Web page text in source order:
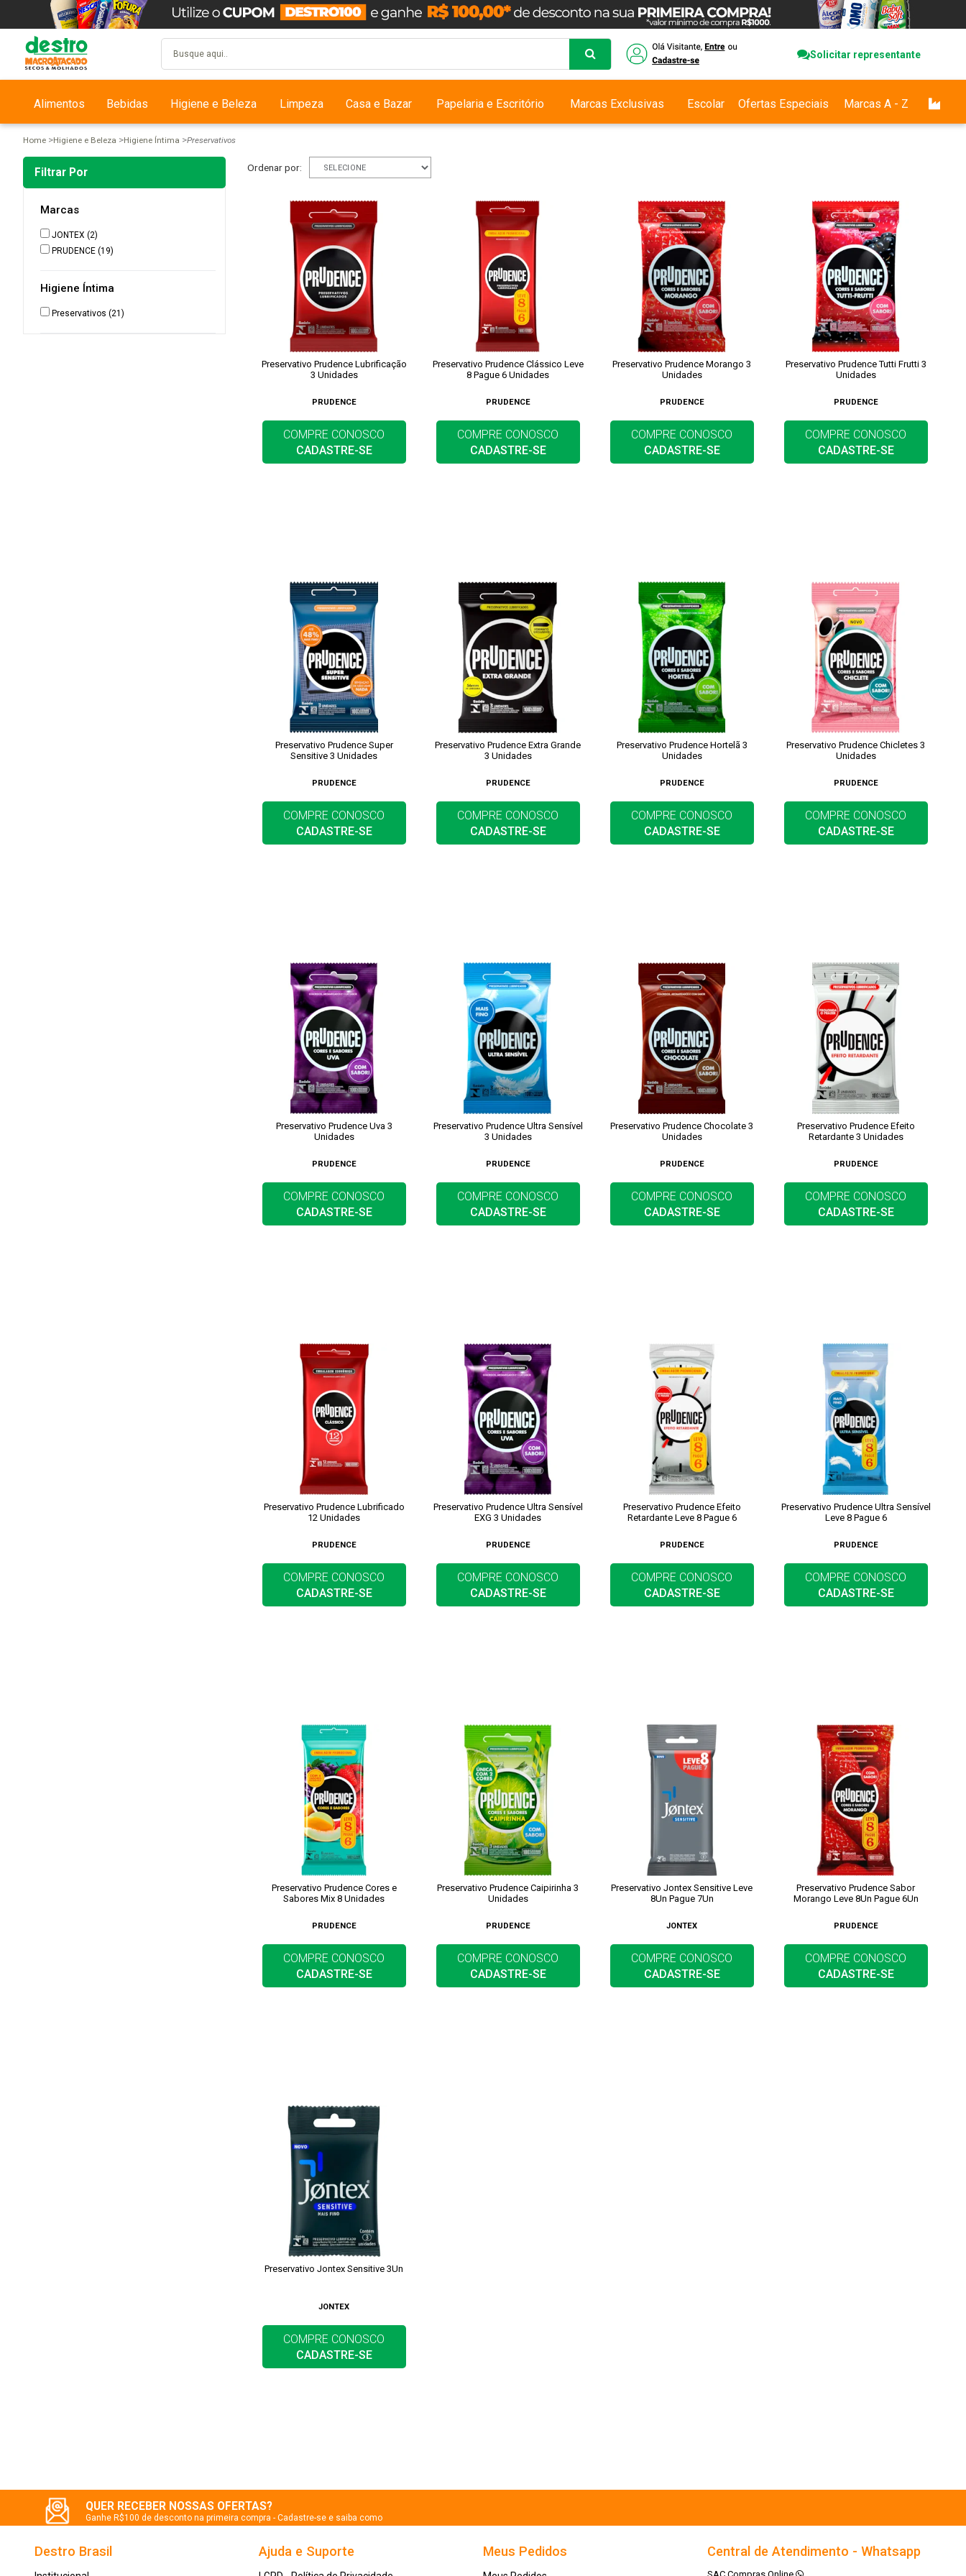
Solicitar representante
Alimentos Bebidas Higiene e Beleza Limpeza Casa e Bazar Papelaria e Escritório Marcas Exclusivas Escolar Ofertas Especiais Marcas A - Z
Home Higiene e Beleza Higiene Íntima Preservativos
Filtrar Por
Marcas
JONTEX (2)
PRUDENCE (19)
Higiene Íntima
Preservativos (21)
Ordenar por:
Preservativo Prudence Lubrificação
3 Unidades
PRUDENCE
COMPRE CONOSCO
CADASTRE-SE
Preservativo Prudence Clássico Leve
8 Pague 6 Unidades
PRUDENCE
COMPRE CONOSCO
CADASTRE-SE
Preservativo Prudence Morango 3
Unidades
PRUDENCE
COMPRE CONOSCO
CADASTRE-SE
Preservativo Prudence Tutti Frutti 3
Unidades
PRUDENCE
COMPRE CONOSCO
CADASTRE-SE
Preservativo Prudence Super
Sensitive 3 Unidades
PRUDENCE
COMPRE CONOSCO
CADASTRE-SE
Preservativo Prudence Extra Grande
3 Unidades
PRUDENCE
COMPRE CONOSCO
CADASTRE-SE
Preservativo Prudence Hortelã 3
Unidades
PRUDENCE
COMPRE CONOSCO
CADASTRE-SE
Preservativo Prudence Chicletes 3
Unidades
PRUDENCE
COMPRE CONOSCO
CADASTRE-SE
Preservativo Prudence Uva 3
Unidades
PRUDENCE
COMPRE CONOSCO
CADASTRE-SE
Preservativo Prudence Ultra Sensível
3 Unidades
PRUDENCE
COMPRE CONOSCO
CADASTRE-SE
Preservativo Prudence Chocolate 3
Unidades
PRUDENCE
COMPRE CONOSCO
CADASTRE-SE
Preservativo Prudence Efeito
Retardante 3 Unidades
PRUDENCE
COMPRE CONOSCO
CADASTRE-SE
Preservativo Prudence Lubrificado
12 Unidades
PRUDENCE
COMPRE CONOSCO
CADASTRE-SE
Preservativo Prudence Ultra Sensível
EXG 3 Unidades
PRUDENCE
COMPRE CONOSCO
CADASTRE-SE
Preservativo Prudence Efeito
Retardante Leve 8 Pague 6
PRUDENCE
COMPRE CONOSCO
CADASTRE-SE
Preservativo Prudence Ultra Sensível
Leve 8 Pague 6
PRUDENCE
COMPRE CONOSCO
CADASTRE-SE
Preservativo Prudence Cores e
Sabores Mix 8 Unidades
PRUDENCE
COMPRE CONOSCO
CADASTRE-SE
Preservativo Prudence Caipirinha 3
Unidades
PRUDENCE
COMPRE CONOSCO
CADASTRE-SE
Preservativo Jontex Sensitive Leve
8Un Pague 7Un
JONTEX
COMPRE CONOSCO
CADASTRE-SE
Preservativo Prudence Sabor
Morango Leve 8Un Pague 6Un
PRUDENCE
COMPRE CONOSCO
CADASTRE-SE
Preservativo Jontex Sensitive 3Un
JONTEX
COMPRE CONOSCO
CADASTRE-SE
QUER RECEBER NOSSAS OFERTAS?
Ganhe R$100 de desconto na primeira compra - Cadastre-se e saiba como
Destro Brasil Ajuda e Suporte Meus Pedidos Central de Atendimento - Whatsapp